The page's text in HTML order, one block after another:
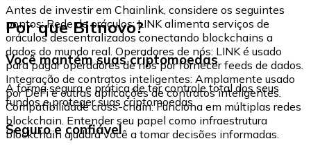
Antes de investir em Chainlink, considere os seguintes
pontos: Rede de oráculos: LINK alimenta serviços de
oráculos descentralizados conectando blockchains a
dados do mundo real. Operadores de nós: LINK é usado
para pagar operadores de nós por fornecer feeds de dados.
Integração de contratos inteligentes: Amplamente usado
por DeFi e outras aplicações de contratos inteligentes.
Compatibilidade cross-chain: Funciona em múltiplas redes
blockchain. Entender seu papel como infraestrutura
blockchain ajudará você a tomar decisões informadas.
Por que Bitnovo?
Você mantém suas criptomoedas
A forma segura e prática de ter controle total dos seus
fundos e proteger suas criptomoedas.
Seguro e confiável